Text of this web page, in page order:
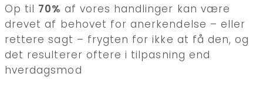
Op til 70% af vores handlinger kan være
drevet af behovet for anerkendelse – eller
rettere sagt – frygten for ikke at få den, og
det resulterer oftere i tilpasning end
hverdagsmod